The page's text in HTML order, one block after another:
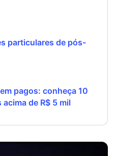
particulares de pós-
pagos: conheça 10
de R$ 5 mil